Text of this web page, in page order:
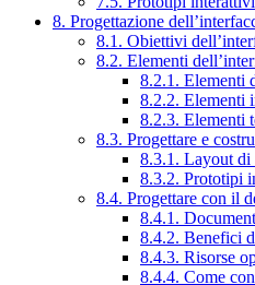
8. Progettazione
8.1. Obiettivi
8.2. Elementi
8.2.1. Elementi
8.2.2. Elementi
8.2.3. Elementi
8.3. Progettare e
8.3.1. Layout di
8.3.2. Prototipi
8.4. Progettare con il
8.4.1.
8.4.2. Benefici
8.4.3. Risorse
8.4.4. Come